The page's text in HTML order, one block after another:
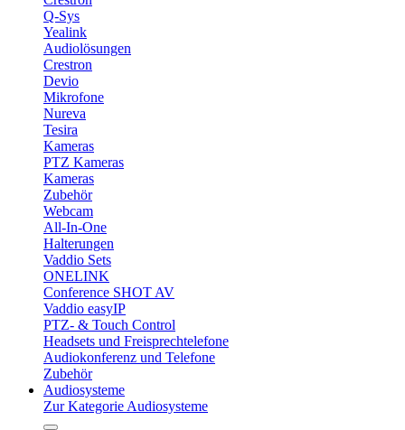
Q-Sys
Yealink
Audiolösungen
Crestron
Devio
Mikrofone
Nureva
Tesira
Kameras
PTZ Kameras
Kameras
Zubehör
Webcam
All-In-One
Halterungen
Vaddio Sets
ONELINK
Conference SHOT AV
Vaddio easyIP
PTZ- & Touch Control
Headsets und Freisprechtelefone
Audiokonferenz und Telefone
Zubehör
Audiosysteme
Zur Kategorie Audiosysteme